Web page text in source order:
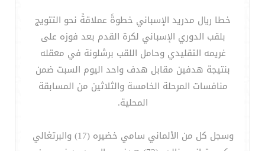
خطا ريال مدريد الإسباني خطوةً عملاقةً نحو التتويج
بلقب الدوري الإسباني لكرة القدم بعد فوزه على
غريمه التقليدي وحامل اللقب برشلونة في معقله
بنتيجة هدفين مقابل هدف واحد اليوم السبت ضمن
منافسات المرحلة الخامسة والثلاثين من المسابقة
المحلية.
وسجل كل من الألماني سامي خضيره (17) والبرتغالي